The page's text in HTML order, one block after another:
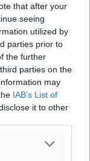
that after your
seeing
utilized by
parties prior to
the further
parties on the
may
IAB’s List of
it to other
ανάγκης
Lions
πράξη
δυνάμεις τους
αυτό το